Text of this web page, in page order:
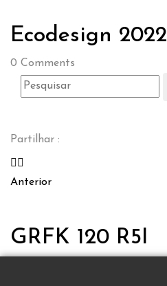
Ecodesign 2022
0 Comments
Partilhar :
Anterior
GRFK 120 R5I